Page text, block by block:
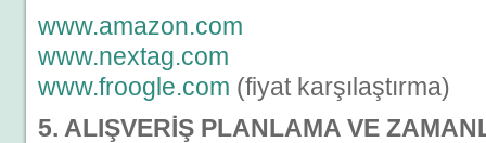
www.amazon.com
www.nextag.com
www.froogle.com (fiyat karşılaştırma)
5. ALIŞVERİŞ PLANLAMA VE